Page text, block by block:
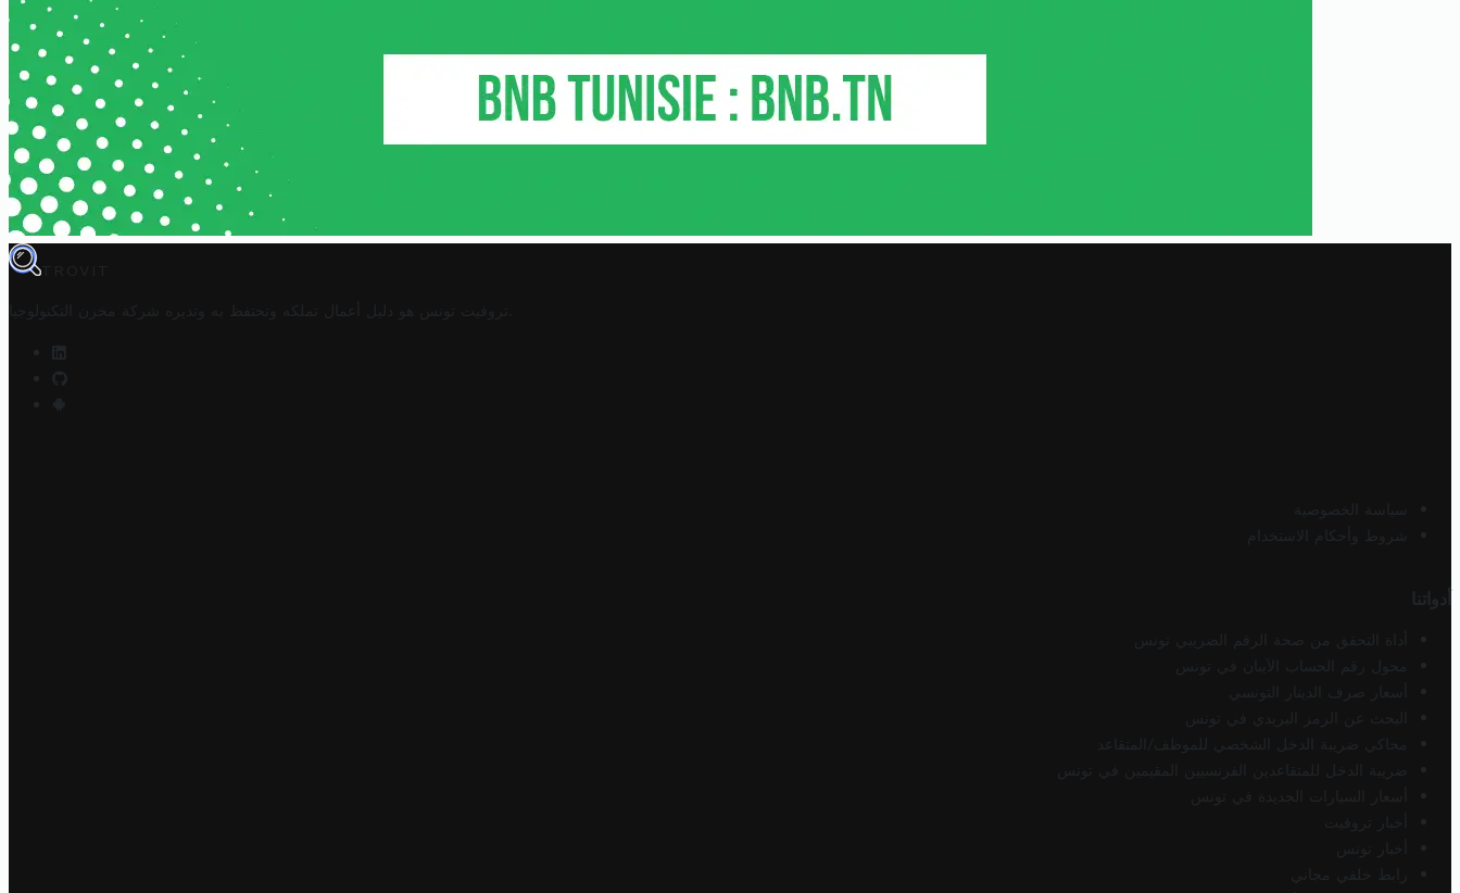
TROVIT
تروفيت تونس هو دليل أعمال تملكه وتحتفظ به وتديره شركة مخزن التكنولوجيا
سياسة الخصوصية
شروط وأحكام الاستخدام
أدواتنا
أداة التحقق من صحة الرقم الضريبي تونس
محول رقم الحساب الآيبان في تونس
أسعار صرف الدينار التونسي
البحث عن الرمز البريدي في تونس
محاكي ضريبة الدخل الشخصي للموظف/المتقاعد
ضريبة الدخل للمتقاعدين الفرنسيين المقيمين في تونس
أسعار السيارات الجديدة في تونس
أخبار تروفيت
أخبار تونس
رابط خلفي مجاني